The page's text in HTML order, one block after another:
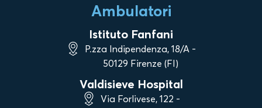
Ambulatori
Istituto Fanfani
P.zza Indipendenza, 18/A -
50129 Firenze (FI)
Valdisieve Hospital
Via Forlivese, 122 -